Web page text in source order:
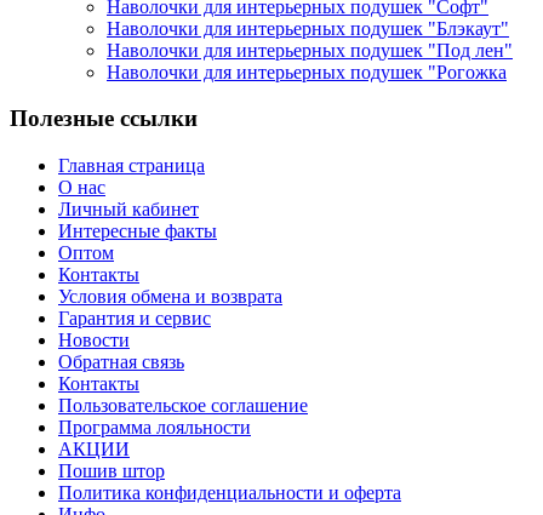
Наволочки для интерьерных подушек "Софт"
Наволочки для интерьерных подушек "Блэкаут"
Наволочки для интерьерных подушек "Под лен"
Наволочки для интерьерных подушек "Рогожка
Полезные ссылки
Главная страница
О нас
Личный кабинет
Интересные факты
Оптом
Контакты
Условия обмена и возврата
Гарантия и сервис
Новости
Обратная связь
Контакты
Пользовательское соглашение
Программа лояльности
АКЦИИ
Пошив штор
Политика конфиденциальности и оферта